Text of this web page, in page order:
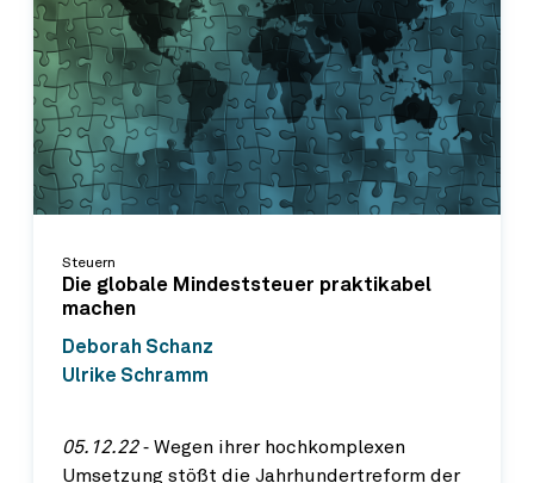
Steuern
Die globale Mindeststeuer praktikabel
machen
Deborah Schanz
Ulrike Schramm
05.12.22‐ Wegen ihrer hochkomplexen
Umsetzung stößt die Jahrhundertreform der